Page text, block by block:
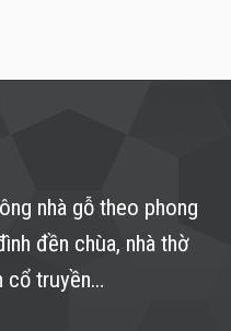
nhà gỗ theo phong
đền chùa, nhà thờ
cổ truyền…